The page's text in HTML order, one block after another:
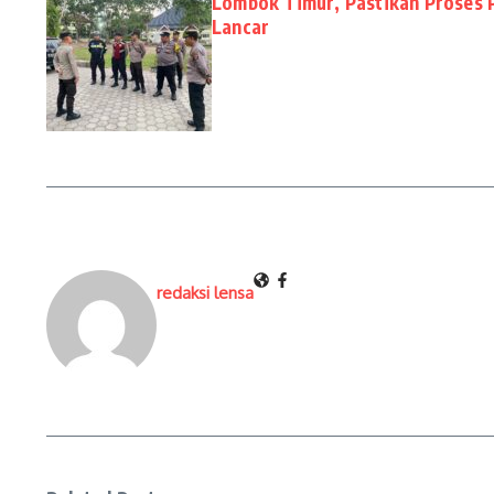
Lancar
redaksi lensa